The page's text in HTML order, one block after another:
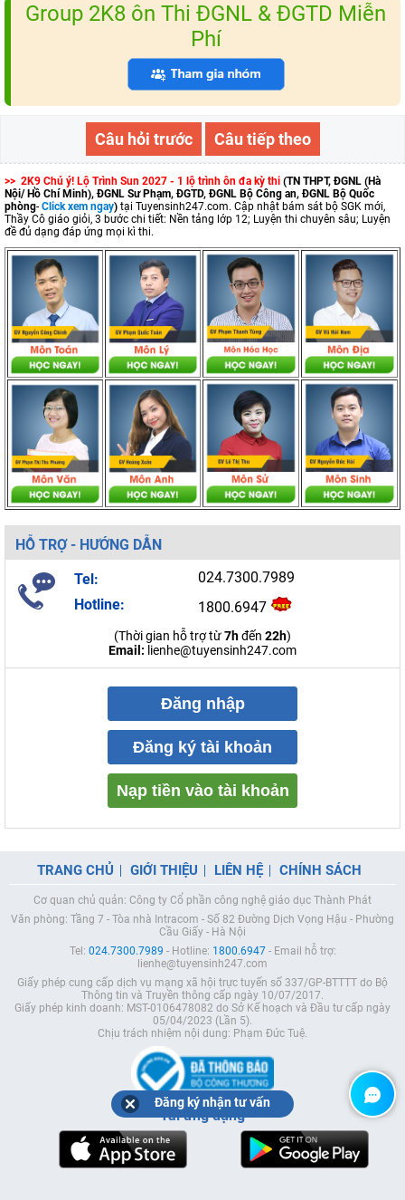
Group 2K8 ôn Thi ĐGNL & ĐGTD Miễn
Phí
Câu hỏi trước Câu tiếp theo
>> 2K9 Chú ý! Lộ Trình Sun 2027 - 1 lộ trình ôn đa kỳ thi (TN THPT, ĐGNL (Hà
Nội/ Hồ Chí Minh), ĐGNL Sư Phạm, ĐGTD, ĐGNL Bộ Công an, ĐGNL Bộ Quốc
phòng- Click xem ngay) tại Tuyensinh247.com. Cập nhật bám sát bộ SGK mới,
Thầy Cô giáo giỏi, 3 bước chi tiết: Nền tảng lớp 12; Luyện thi chuyên sâu; Luyện
đề đủ dạng đáp ứng mọi kì thi.
HỖ TRỢ - HƯỚNG DẪN
Tel:
024.7300.7989
Hotline:
1800.6947
(Thời gian hỗ trợ từ7hđến 22h)
Email: lienhe@tuyensinh247.com
Đăng nhập
Đăng ký tài khoản
Nạp tiền vào tài khoản
TRANG CHỦ GIỚI THIỆU LIÊN HỆ CHÍNH SÁCH
Cơ quan chủ quản: Công ty Cổ phần công nghệ giáo dục Thành Phát
Văn phòng: Tầng 7 - Tòa nhà Intracom - Số 82 Đường Dịch Vọng Hậu - Phường
Cầu Giấy - Hà Nội
Tel: 024.7300.7989 - Hotline: 1800.6947- Email hỗ trợ:
lienhe@tuyensinh247.com
Giấy phép cung cấp dịch vụ mạng xã hội trực tuyến số 337/GP-BTTTT do Bộ
Thông tin và Truyền thông cấp ngày 10/07/2017.
Giấy phép kinh doanh: MST-0106478082 do Sở Kế hoạch và Đầu tư cấp ngày
05/04/2023 (Lần 5).
Chịu trách nhiệm nội dung: Phạm Đức Tuệ.
Tải ứng dụng
Đăng ký nhận tư vấn